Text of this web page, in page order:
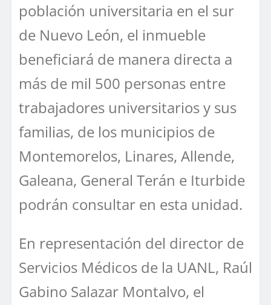
población universitaria en el sur
de Nuevo León, el inmueble
beneficiará de manera directa a
más de mil 500 personas entre
trabajadores universitarios y sus
familias, de los municipios de
Montemorelos, Linares, Allende,
Galeana, General Terán e Iturbide
podrán consultar en esta unidad.
En representación del director de
Servicios Médicos de la UANL, Raúl
Gabino Salazar Montalvo, el